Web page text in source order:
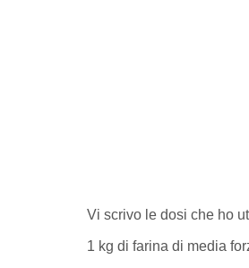
Vi scrivo le dosi che ho
1 kg di farina di media